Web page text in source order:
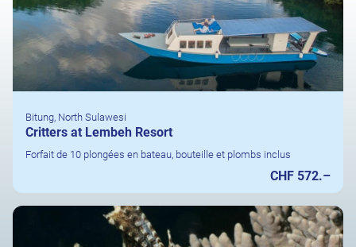
Bitung, North Sulawesi
Critters at Lembeh Resort
Forfait de 10 plongées en bateau, bouteille et plombs inclus
CHF 572.–